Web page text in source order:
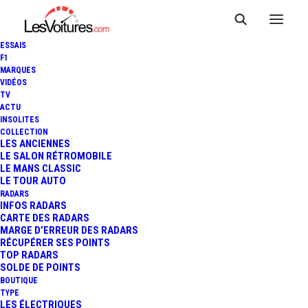
ESSAIS
F1
MARQUES
VIDÉOS
TV
ACTU
INSOLITES
COLLECTION
LES ANCIENNES
LE SALON RÉTROMOBILE
LE MANS CLASSIC
LE TOUR AUTO
RADARS
INFOS RADARS
CARTE DES RADARS
MARGE D’ERREUR DES RADARS
RÉCUPÉRER SES POINTS
TOP RADARS
SOLDE DE POINTS
BOUTIQUE
TYPE
LES ÉLECTRIQUES
29 juillet 2013
RADARS : ATTENTION,